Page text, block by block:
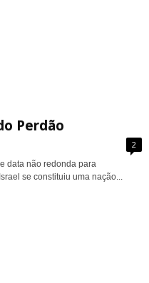
Perdão
2
data não redonda para
se constituiu uma nação...